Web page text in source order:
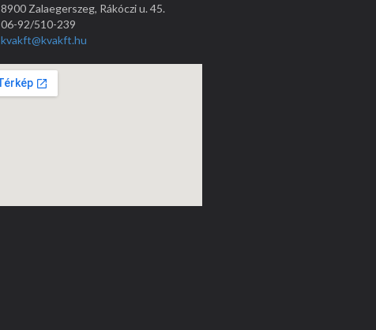
8900 Zalaegerszeg, Rákóczi u. 45.
06-92/510-239
kvakft@kvakft.hu